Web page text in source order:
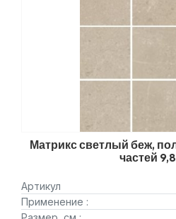
Матрикс светлый беж,
частей
Артикул
Применение :